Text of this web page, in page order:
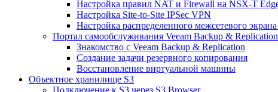
Настройка правил NAT и Firewall на NSX-T
Настройка Site-to-Site IPSec VPN
Настройка распределенного межсетевого
Портал самообслуживания Veeam Backup &
Знакомство с Veeam Backup & Replication
Создание задачи резервного копирования
Восстановление виртуальной машины
Объектное хранилище S3